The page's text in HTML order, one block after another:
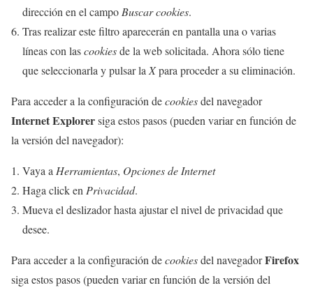
dirección en el campo Buscar cookies.
Tras realizar este filtro aparecerán en pantalla una o varias
líneas con lascookiesde la web solicitada. Ahora sólo tiene
que seleccionarla y pulsar la Xpara proceder a su eliminación.
Para acceder a la configuración decookiesdel navegador
Internet Explorersiga estos pasos (pueden variar en función de
la versión del navegador):
Vaya a Herramientas, Opciones de Internet
Haga click en Privacidad.
Mueva el deslizador hasta ajustar el nivel de privacidad que
desee.
Para acceder a la configuración decookiesdel navegadorFirefox
siga estos pasos (pueden variar en función de la versión del